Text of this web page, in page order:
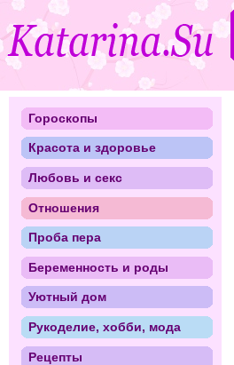
Гороскопы
Красота и здоровье
Любовь и секс
Отношения
Проба пера
Беременность и роды
Уютный дом
Рукоделие, хобби, мода
Рецепты